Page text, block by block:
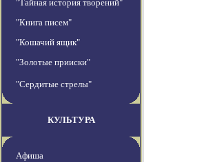
"Тайная история творений"
"Книга писем"
"Кошачий ящик"
"Золотые прииски"
"Сердитые стрелы"
КУЛЬТУРА
Афиша